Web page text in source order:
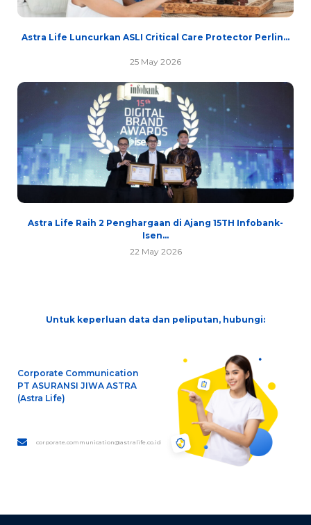
Astra Life Luncurkan ASLI Critical Care Protector Perlin...
25 May 2026
Astra Life Raih 2 Penghargaan di Ajang 15TH Infobank-
Isen...
22 May 2026
Untuk keperluan data dan peliputan, hubungi:
Corporate Communication
PT ASURANSI JIWA ASTRA
(Astra Life)
corporate.communication@astralife.co.id